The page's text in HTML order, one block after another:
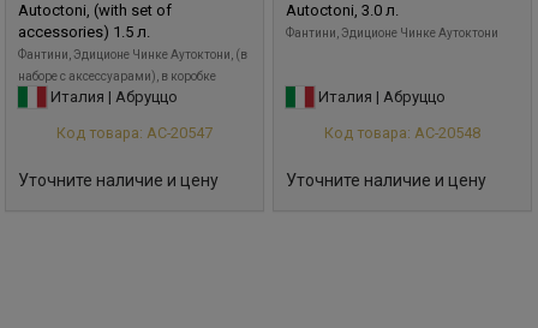
Autoctoni, (with set of
accessories) 1.5 л.
Фантини, Эдиционе Чинке Аутоктони, (в
наборе с аксессуарами), в коробке
Италия | Абруццо
Код товара: АС-20547
Уточните наличие и цену
Autoctoni, 3.0 л.
Фантини, Эдиционе Чинке Аутоктони
Италия | Абруццо
Код товара: АС-20548
Уточните наличие и цену